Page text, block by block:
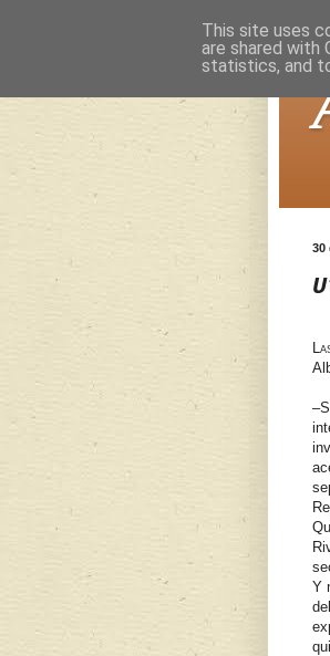
30
Y
This site uses
are shared with
statistics, and